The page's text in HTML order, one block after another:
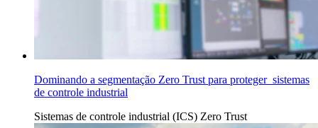
Dominando a segmentação Zero Trust para proteger sistemas
de controle industrial
Sistemas de controle industrial (ICS) Zero Trust